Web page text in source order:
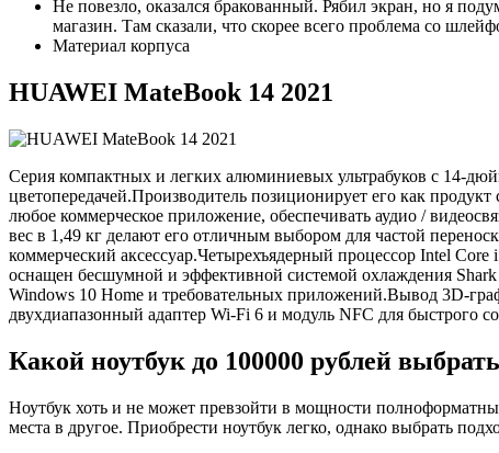
Не повезло, оказался бракованный. Рябил экран, но я
магазин. Там сказали, что скорее всего проблема со
Материал корпуса
HUAWEI MateBook 14 2021
Серия компактных и легких алюминиевых ультрабуков с 14-
цветопередачей.Производитель позиционирует его как
любое коммерческое приложение, обеспечивать аудио /
вес в 1,49 кг делают его отличным выбором для частой
коммерческий аксессуар.Четырехъядерный процессор Intel
оснащен бесшумной и эффективной системой охлаждения
Windows 10 Home и требовательных приложений.Вывод 3D-
двухдиапазонный адаптер Wi-Fi 6 и модуль NFC для
Какой ноутбук до 100000 рублей
Ноутбук хоть и не может превзойти в мощности
места в другое. Приобрести ноутбук легко, однако выбрать